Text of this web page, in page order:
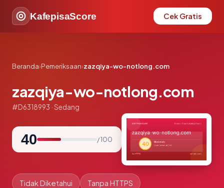
KafepisaScore Cek Gratis
Beranda›Pemeriksaan›zazqiya-wo-notlong.com
zazqiya-wo-notlong.com
#D6318993 · Sedang
40 / 100
Tidak Diketahui Tanpa HTTPS